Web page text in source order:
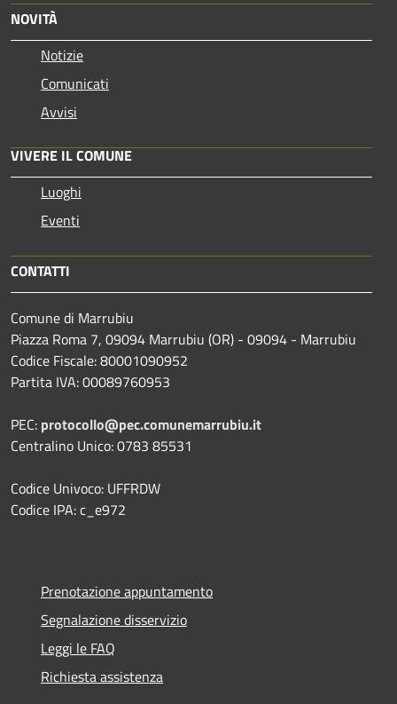
NOVITÀ
Notizie
Comunicati
Avvisi
VIVERE IL COMUNE
Luoghi
Eventi
CONTATTI
Comune di Marrubiu
Piazza Roma 7, 09094 Marrubiu (OR) - 09094 - Marrubiu
Codice Fiscale: 80001090952
Partita IVA: 00089760953
PEC: protocollo@pec.comunemarrubiu.it
Centralino Unico: 0783 85531
Codice Univoco: UFFRDW
Codice IPA: c_e972
Prenotazione appuntamento
Segnalazione disservizio
Leggi le FAQ
Richiesta assistenza